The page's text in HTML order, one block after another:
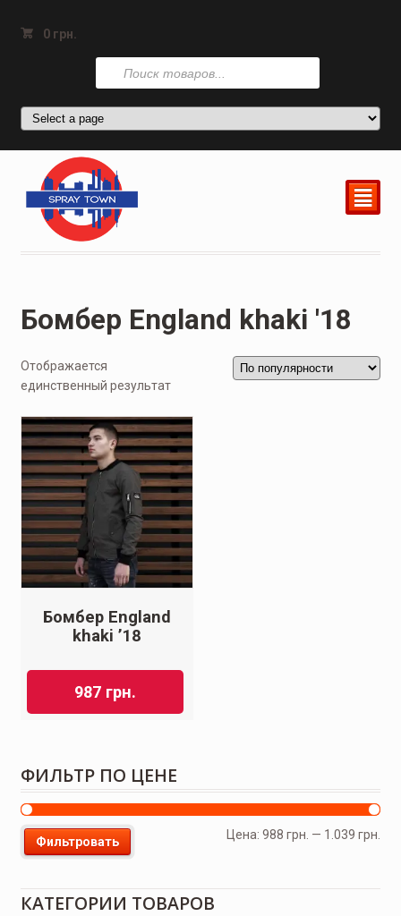
0 грн.
Поиск
товаров
²
Бомбер England khaki '18
Отображается
единственный результат
Бомбер England
khaki ’18
987 грн.
ФИЛЬТР ПО ЦЕНЕ
Фильтровать
Цена:988 грн. — 1.039 грн.
КАТЕГОРИИ ТОВАРОВ